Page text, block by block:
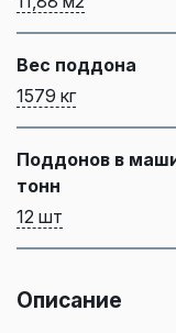
Вес поддона
1579 кг
Поддонов в
тонн
12 шт
Описание